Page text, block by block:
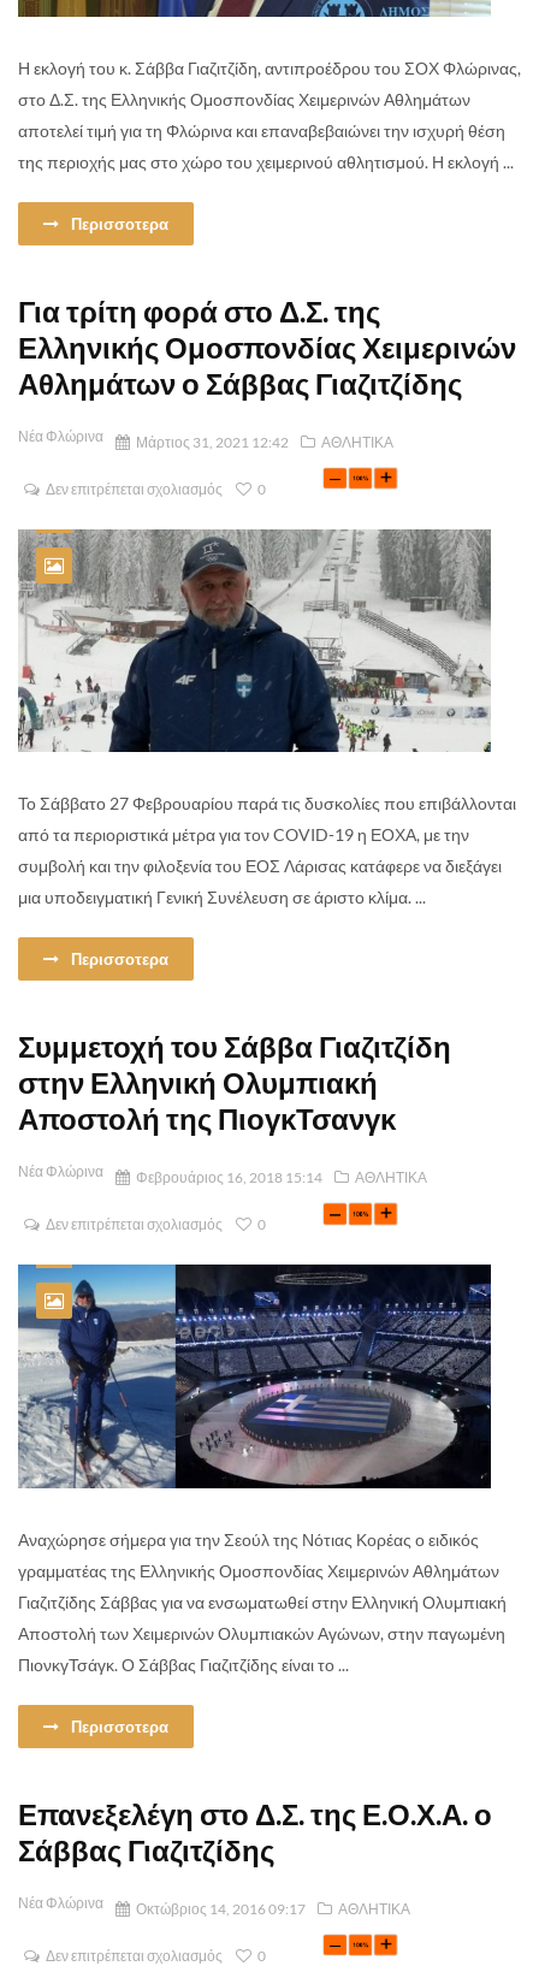
Η εκλογή του κ. Σάββα Γιαζιτζίδη, αντιπροέδρου του ΣΟΧ Φλώρινας,
στο Δ.Σ. της Ελληνικής Ομοσπονδίας Χειμερινών Αθλημάτων
αποτελεί τιμή για τη Φλώρινα και επαναβεβαιώνει την ισχυρή θέση
της περιοχής μας στο χώρο του χειμερινού αθλητισμού. Η εκλογή ...
Περισσοτερα
Για τρίτη φορά στο Δ.Σ. της
Ελληνικής Ομοσπονδίας Χειμερινών
Αθλημάτων ο Σάββας Γιαζιτζίδης
Νέα Φλώρινα Μάρτιος 31, 2021 12:42 ΑΘΛΗΤΙΚΑ
Δεν επιτρέπεται σχολιασμός 0
Το Σάββατο 27 Φεβρουαρίου παρά τις δυσκολίες που επιβάλλονται
από τα περιοριστικά μέτρα για τον COVID-19 η ΕΟΧΑ, με την
συμβολή και την φιλοξενία του ΕΟΣ Λάρισας κατάφερε να διεξάγει
μια υποδειγματική Γενική Συνέλευση σε άριστο κλίμα. ...
Περισσοτερα
Συμμετοχή του Σάββα Γιαζιτζίδη
στην Ελληνική Ολυμπιακή
Αποστολή της ΠιογκΤσανγκ
Νέα Φλώρινα Φεβρουάριος 16, 2018 15:14 ΑΘΛΗΤΙΚΑ
Δεν επιτρέπεται σχολιασμός 0
Αναχώρησε σήμερα για την Σεούλ της Νότιας Κορέας ο ειδικός
γραμματέας της Ελληνικής Ομοσπονδίας Χειμερινών Αθλημάτων
Γιαζιτζίδης Σάββας για να ενσωματωθεί στην Ελληνική Ολυμπιακή
Αποστολή των Χειμερινών Ολυμπιακών Αγώνων, στην παγωμένη
ΠιονκγΤσάγκ. Ο Σάββας Γιαζιτζίδης είναι το ...
Περισσοτερα
Επανεξελέγη στο Δ.Σ. της Ε.Ο.Χ.Α. ο
Σάββας Γιαζιτζίδης
Νέα Φλώρινα Οκτώβριος 14, 2016 09:17 ΑΘΛΗΤΙΚΑ
Δεν επιτρέπεται σχολιασμός 0